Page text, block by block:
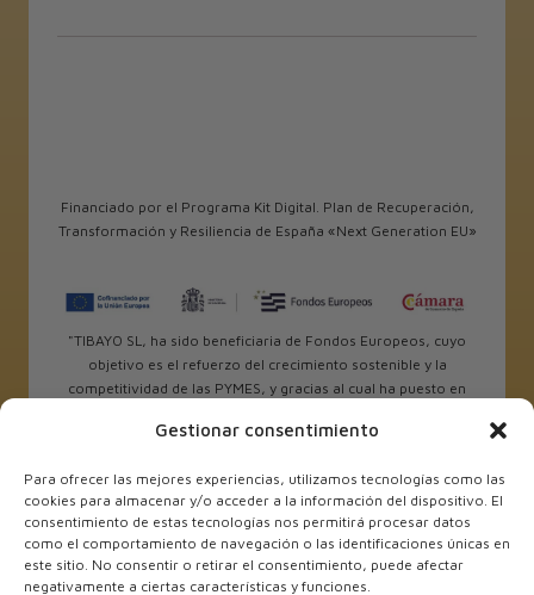
Gestionar consentimiento
Para ofrecer las mejores experiencias, utilizamos tecnologías como las
cookies para almacenar y/o acceder a la información del dispositivo. El
consentimiento de estas tecnologías nos permitirá procesar datos
como el comportamiento de navegación o las identificaciones únicas en
este sitio. No consentir o retirar el consentimiento, puede afectar
negativamente a ciertas características y funciones.
Financiado por el Programa Kit Digital. Plan de Recuperación,
Transformación y Resiliencia de España «Next Generation EU»
"TIBAYO SL, ha sido beneficiaria de Fondos Europeos, cuyo
objetivo es el refuerzo del crecimiento sostenible y la
competitividad de las PYMES, y gracias al cual ha puesto en
mejorar su posicionamiento competitivo en el exterior
Programa Xpande de la Cámara de Comercio de Alicante.
#EuropaSeSiente”
TIBAYO SL ha sido beneficiaria de Fondos Europeos, cuyo